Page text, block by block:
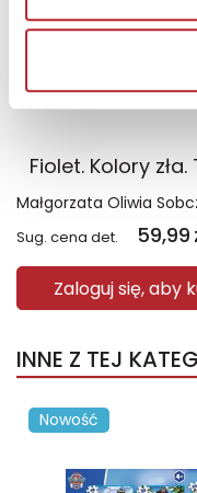
Fiolet. Kolory
Małgorzata Oliwia
Sug. cena det. 59,99
Zaloguj się, aby
INNE Z TEJ
Nowość